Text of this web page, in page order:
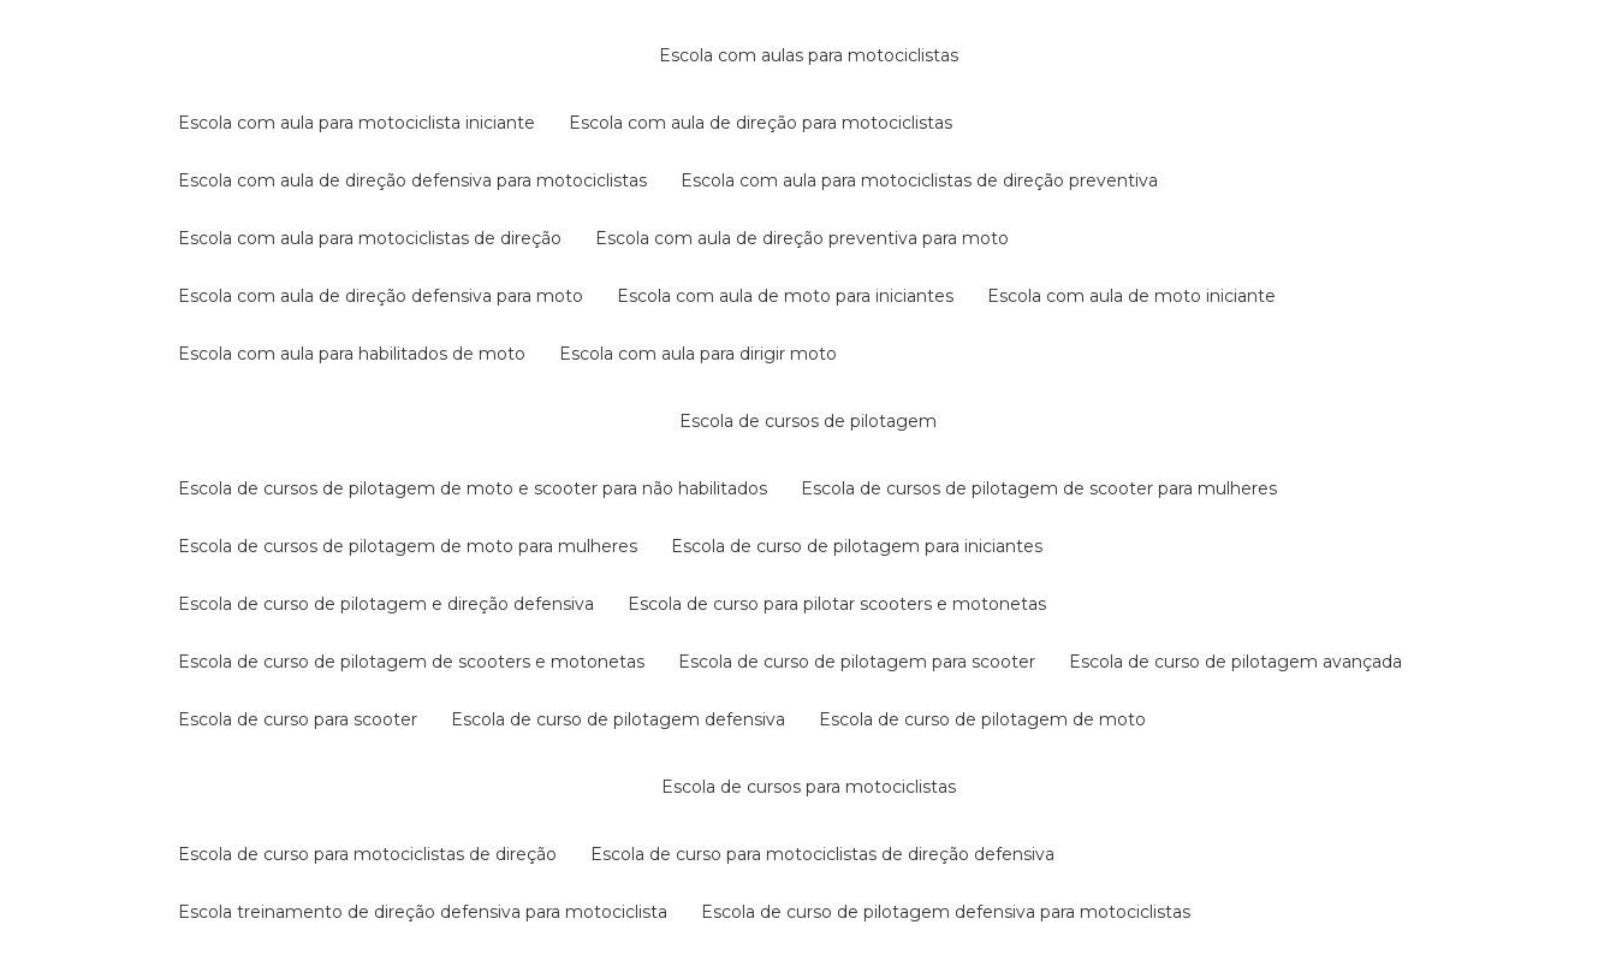
escola com aulas para motociclistas
escola com aula para motociclista iniciante escola com aula de direção para motociclistas
escola com aula de direção defensiva para motociclistas escola com aula para motociclistas de direção preventiva
escola com aula para motociclistas de direção escola com aula de direção preventiva para moto
escola com aula de direção defensiva para moto escola com aula de moto para iniciantes escola com aula de moto iniciante
escola com aula para habilitados de moto escola com aula para dirigir moto
escola de cursos de pilotagem
escola de cursos de pilotagem de moto e scooter para não habilitados escola de cursos de pilotagem de scooter para mulheres
escola de cursos de pilotagem de moto para mulheres escola de curso de pilotagem para iniciantes
escola de curso de pilotagem e direção defensiva escola de curso para pilotar scooters e motonetas
escola de curso de pilotagem de scooters e motonetas escola de curso de pilotagem para scooter escola de curso de pilotagem avançada
escola de curso para scooter escola de curso de pilotagem defensiva escola de curso de pilotagem de moto
escola de cursos para motociclistas
escola de curso para motociclistas de direção escola de curso para motociclistas de direção defensiva
escola treinamento de direção defensiva para motociclista escola de curso de pilotagem defensiva para motociclistas